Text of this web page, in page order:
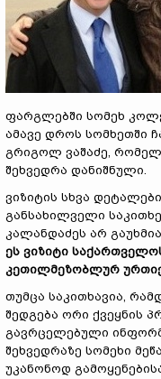
ფარგლებში სომეხ
ამავე დროს სომხეთში
გრიგოლ ვაშაძე,
შეხვედრა დანიშნული.
ვიზიტის სხვა
განსახილველი
კალანდაძეს არ
ეს ვიზიტი
კეთილმეზობლურ
თუმცა საკითხავია,
შედგება ორი ქვეყნის
გავრცელებული
შეხვედრაზე სომეხი
უკანონოდ